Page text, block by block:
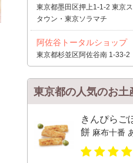
東京都墨田区押上1-1-2 東京
タウン・東京ソラマチ
阿佐谷トータルショップ
東京都杉並区阿佐谷南 1-33-2
東京都の人気のお土
きんぴらご
餅麻布十番